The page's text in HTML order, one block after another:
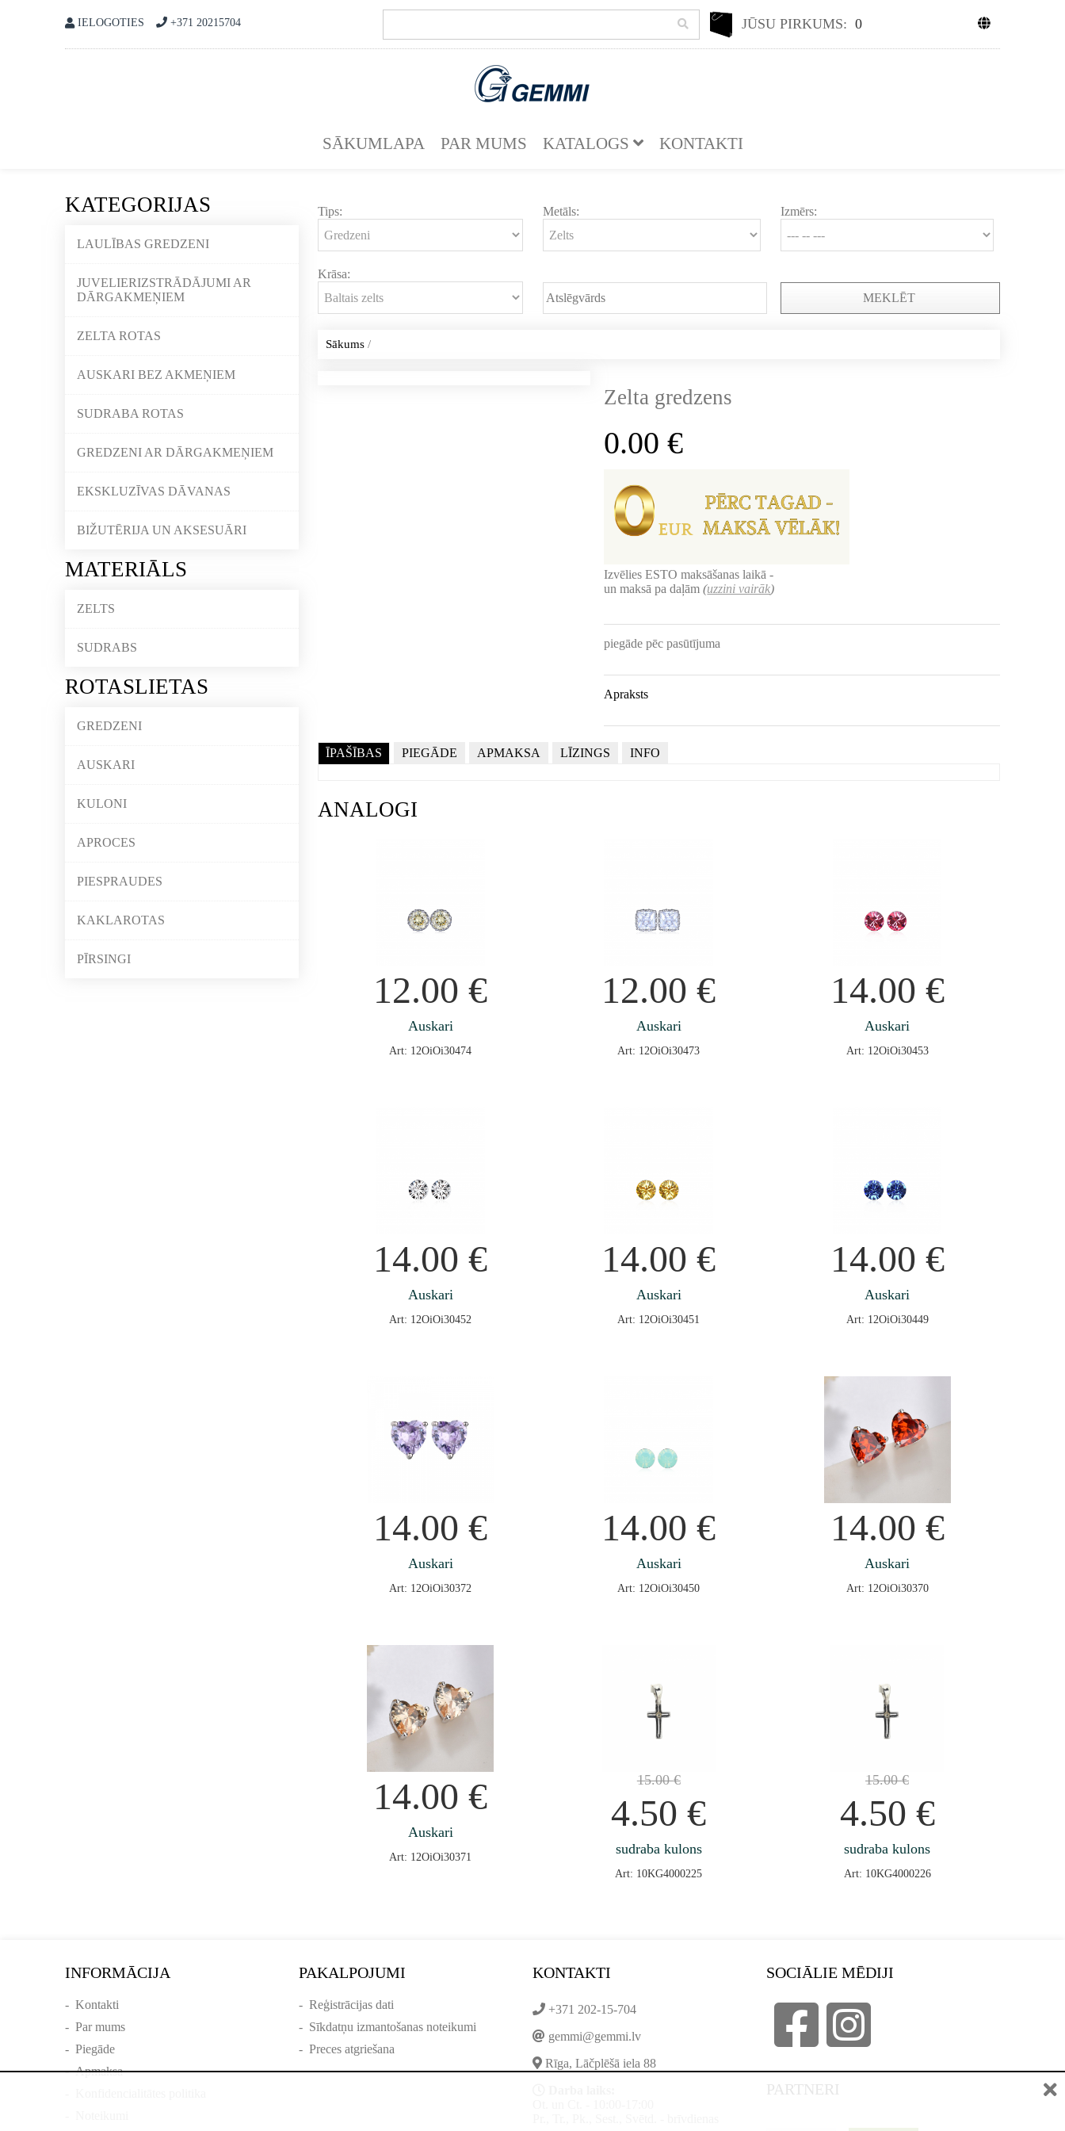
IELOGOTIES +371 20215704 JŪSU PIRKUMS: 0
SĀKUMLAPA PAR MUMS KATALOGS KONTAKTI
KATEGORIJAS
LAULĪBAS GREDZENI
JUVELIERIZSTRĀDĀJUMI AR
DĀRGAKMEŅIEM
ZELTA ROTAS
AUSKARI BEZ AKMEŅIEM
SUDRABA ROTAS
GREDZENI AR DĀRGAKMEŅIEM
EKSKLUZĪVAS DĀVANAS
BIŽUTĒRIJA UN AKSESUĀRI
MATERIĀLS
ZELTS
SUDRABS
ROTASLIETAS
GREDZENI
AUSKARI
KULONI
APROCES
PIESPRAUDES
KAKLAROTAS
PĪRSINGI
Tips: Metāls: Izmērs:
Krāsa:
MEKLĒT
Sākums/
Zelta gredzens
0.00€
Izvēlies ESTO maksāšanas laikā -
un maksā pa daļām(uzzini vairāk)
piegāde pēc pasūtījuma
Apraksts
ĪPAŠĪBAS PIEGĀDE APMAKSA LĪZINGS INFO
ANALOGI
12.00€
Auskari
Art: 12OiOi30474
12.00€
Auskari
Art: 12OiOi30473
14.00 €
Auskari
Art: 12OiOi30453
14.00€
Auskari
Art: 12OiOi30452
14.00€
Auskari
Art: 12OiOi30451
14.00 €
Auskari
Art: 12OiOi30449
14.00€
Auskari
Art: 12OiOi30372
14.00€
Auskari
Art: 12OiOi30450
14.00 €
Auskari
Art: 12OiOi30370
14.00€
Auskari
Art: 12OiOi30371
15.00€
4.50€
sudraba kulons
Art: 10KG4000225
15.00€
4.50 €
sudraba kulons
Art: 10KG4000226
INFORMĀCIJA
- Kontakti
- Par mums
- Piegāde
-Apmaksa
PAKALPOJUMI
- Reģistrācijas dati
- Sīkdatņu izmantošanas noteikumi
- Preces atgriešana
KONTAKTI
+371 202-15-704
gemmi@gemmi.lv
Rīga, Lāčplēšā iela 88
SOCIĀLIE MĒDIJI
PARTNERI